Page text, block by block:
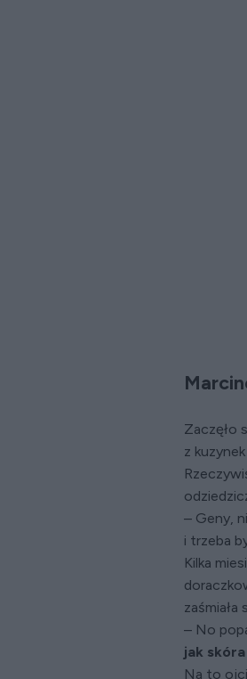
Zaczęło
z
– Geny,
i trzeba
Kilka
zaśmiała
– No
jak
Na to